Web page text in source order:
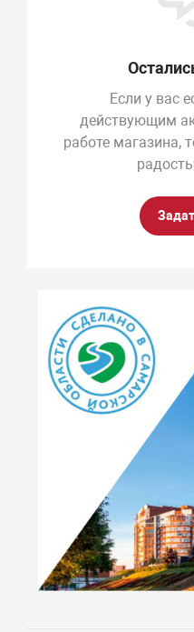
Если у вас
действующим
работе магазина,